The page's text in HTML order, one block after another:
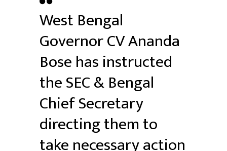
West Bengal
Governor CV Ananda
Bose has instructed
the SEC & Bengal
Chief Secretary
directing them to
take necessary action